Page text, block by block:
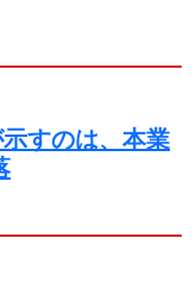
すのは、本業